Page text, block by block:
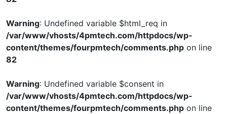
Warning: Undefined variable $html_req in
/var/www/vhosts/4pmtech.com/httpdocs/wp-
content/themes/fourpmtech/comments.php on line
82
Warning: Undefined variable $consent in
/var/www/vhosts/4pmtech.com/httpdocs/wp-
content/themes/fourpmtech/comments.php on line